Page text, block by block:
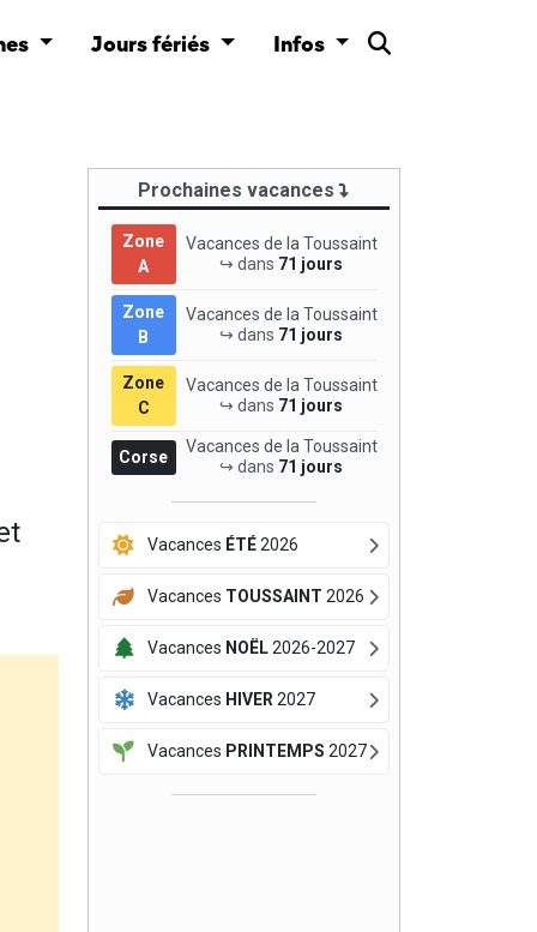
Jours fériés Infos
Prochaines vacances
Zone
A
Vacances de la Toussaint
↪ dans 71 jours
Zone
B
Vacances de la Toussaint
↪ dans 71 jours
Zone
C
Vacances de la Toussaint
↪ dans 71 jours
Corse
Vacances de la Toussaint
↪ dans 71 jours
Vacances ÉTÉ2026
Vacances TOUSSAINT 2026
Vacances NOËL2026-2027
Vacances HIVER 2027
Vacances PRINTEMPS 2027